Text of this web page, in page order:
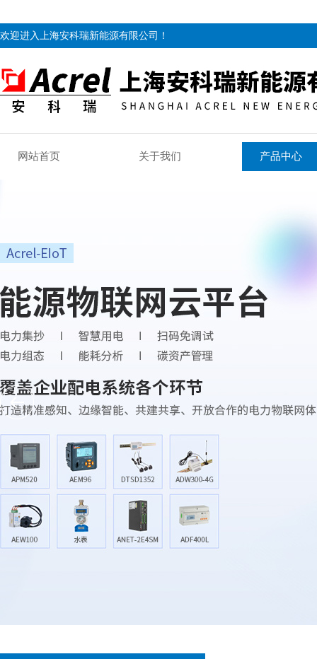
欢迎进入上海安科瑞新能源有限公司！
网站首页 关于我们 产品中心